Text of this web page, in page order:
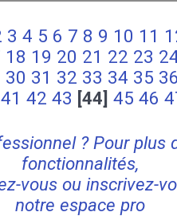
3 4 5 6 7 8 9 10 11
18 19 20 21 22 23
30 31 32 33 34 35
41 42 43 [44] 45 46
? Pour plus
fonctionnalités,
vous ou inscrivez-
notre espace pro